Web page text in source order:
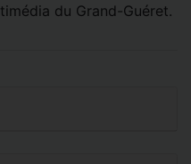
du Grand-Guéret.